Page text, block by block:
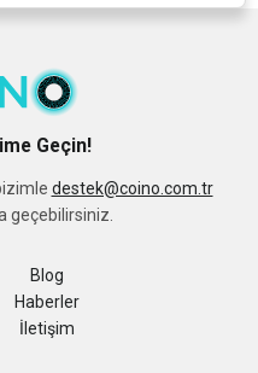
Geçin!
destek@coino.com.tr
geçebilirsiniz.
Blog
Haberler
İletişim